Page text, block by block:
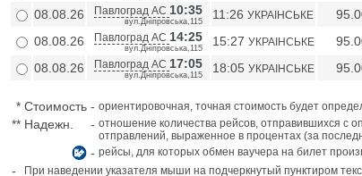
08.08.26 Павлоград АС 10:35
вул.Дніпровська,115 11:26 УКРАIНСЬКЕ
08.08.26 Павлоград АС 14:25
вул.Дніпровська,115 15:27 УКРАIНСЬКЕ
08.08.26 Павлоград АС 17:05
вул.Дніпровська,115 18:05 УКРАIНСЬКЕ
* Стоимость - ориентировочная, точная стоимость будет
** Надежн. - отношение количества рейсов, отправившихся с
отправлений, выраженное в процентах (за
- рейсы, для которых обмен ваучера на билет
- При наведении указателя мыши на подчеркнутый пунктиром